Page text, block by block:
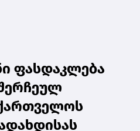
ფასდაკლება